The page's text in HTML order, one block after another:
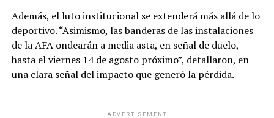
Además, el luto institucional se extenderá más allá de lo
deportivo. “Asimismo, las banderas de las instalaciones
de la AFA ondearán a media asta, en señal de duelo,
hasta el viernes 14 de agosto próximo”, detallaron, en
una clara señal del impacto que generó la pérdida.
ADVERTISEMENT